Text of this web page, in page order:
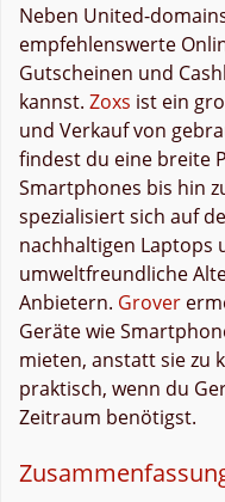
Neben United-
empfehlenswerte
Gutscheinen und
kannst. Zoxs ist ein
und Verkauf von
findest du eine breite
Smartphones bis hin
spezialisiert sich auf
nachhaltigen Laptops
umweltfreundliche
Anbietern. Grover
Geräte wie
mieten, anstatt sie zu
praktisch, wenn du
Zeitraum benötigst.